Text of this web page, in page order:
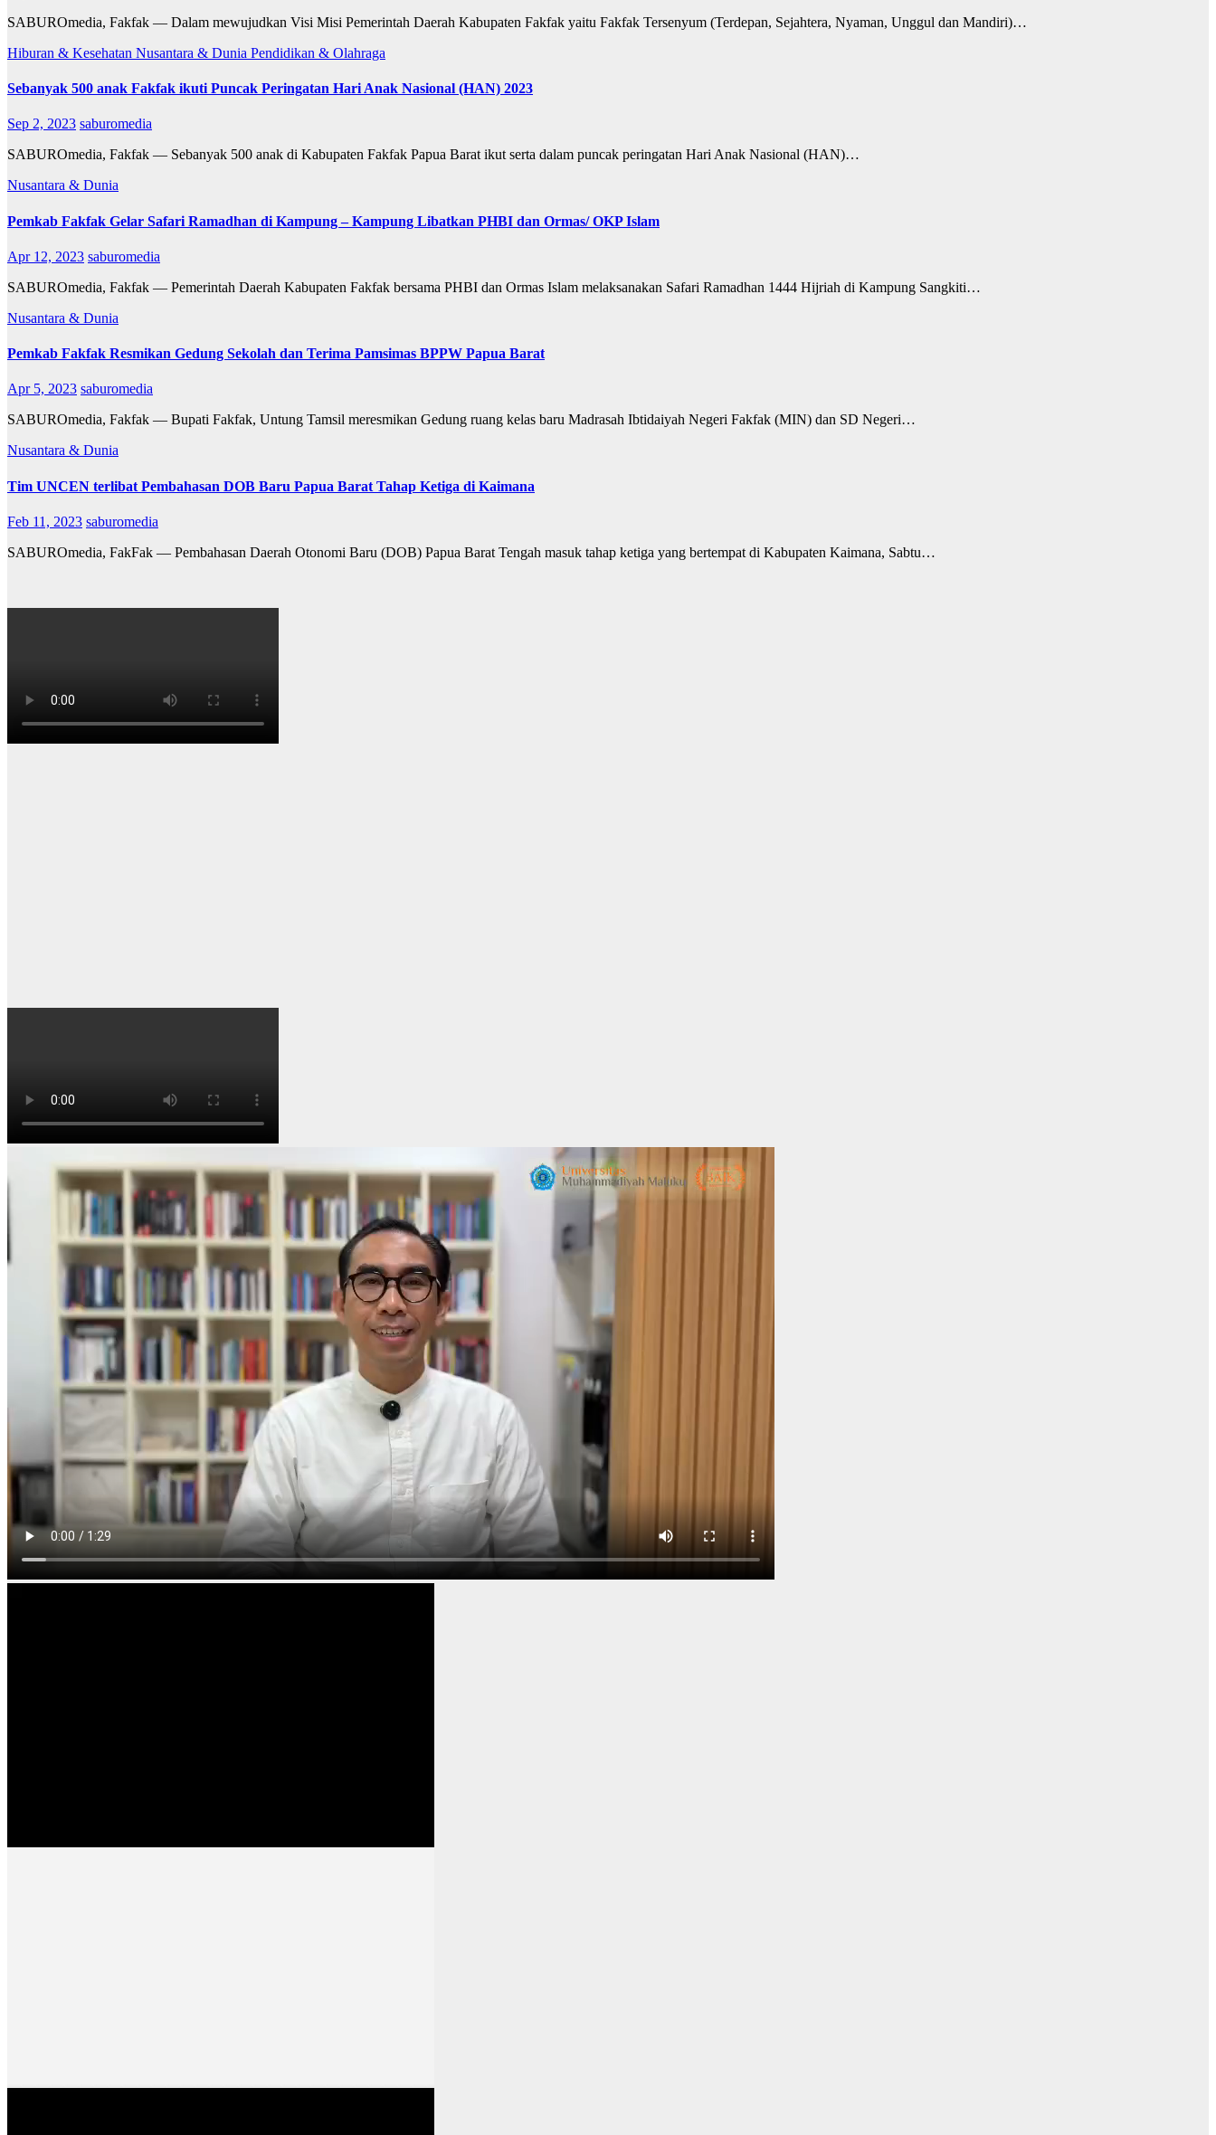
SABUROmedia, Fakfak — Dalam mewujudkan Visi Misi Pemerintah Daerah Kabupaten Fakfak yaitu Fakfak Tersenyum (Terdepan, Sejahtera, Nyaman, Unggul dan Mandiri)…
Hiburan & Kesehatan Nusantara & Dunia Pendidikan & Olahraga
Sebanyak 500 anak Fakfak ikuti Puncak Peringatan Hari Anak Nasional (HAN) 2023
Sep 2, 2023 saburomedia
SABUROmedia, Fakfak — Sebanyak 500 anak di Kabupaten Fakfak Papua Barat ikut serta dalam puncak peringatan Hari Anak Nasional (HAN)…
Nusantara & Dunia
Pemkab Fakfak Gelar Safari Ramadhan di Kampung – Kampung Libatkan PHBI dan Ormas/ OKP Islam
Apr 12, 2023 saburomedia
SABUROmedia, Fakfak — Pemerintah Daerah Kabupaten Fakfak bersama PHBI dan Ormas Islam melaksanakan Safari Ramadhan 1444 Hijriah di Kampung Sangkiti…
Nusantara & Dunia
Pemkab Fakfak Resmikan Gedung Sekolah dan Terima Pamsimas BPPW Papua Barat
Apr 5, 2023 saburomedia
SABUROmedia, Fakfak — Bupati Fakfak, Untung Tamsil meresmikan Gedung ruang kelas baru Madrasah Ibtidaiyah Negeri Fakfak (MIN) dan SD Negeri…
Nusantara & Dunia
Tim UNCEN terlibat Pembahasan DOB Baru Papua Barat Tahap Ketiga di Kaimana
Feb 11, 2023 saburomedia
SABUROmedia, FakFak — Pembahasan Daerah Otonomi Baru (DOB) Papua Barat Tengah masuk tahap ketiga yang bertempat di Kabupaten Kaimana, Sabtu…